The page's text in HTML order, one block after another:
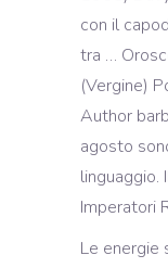
con il
tra …
(Vergine)
Author
agosto
linguaggio.
Imperatori
Le energie